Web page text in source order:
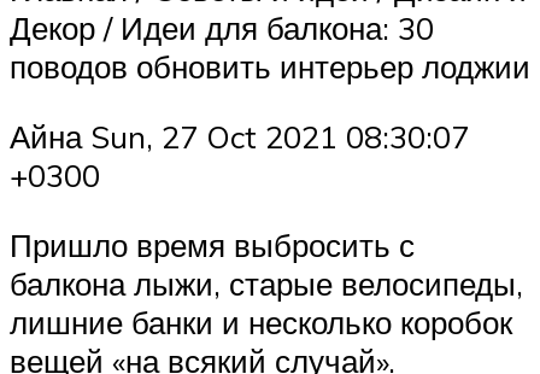
Декор / Идеи для балкона: 30
поводов обновить интерьер лоджии
Айна Sun, 27 Oct 2021 08:30:07
+0300
Пришло время выбросить с
балкона лыжи, старые велосипеды,
лишние банки и несколько коробок
вещей «на всякий случай».